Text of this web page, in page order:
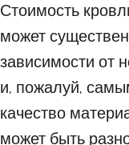
Стоимость
может
зависимости от
и, пожалуй,
качество
может быть